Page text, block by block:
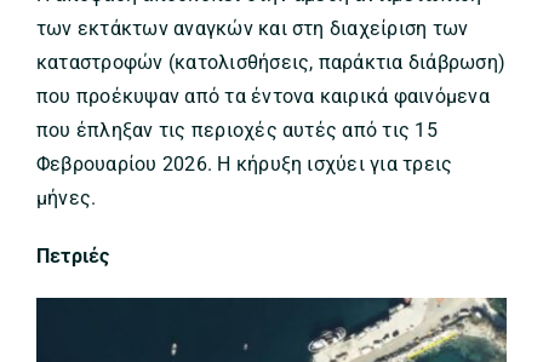
των εκτάκτων αναγκών και στη διαχείριση των
καταστροφών (κατολισθήσεις, παράκτια διάβρωση)
που προέκυψαν από τα έντονα καιρικά φαινόμενα
που έπληξαν τις περιοχές αυτές από τις 15
Φεβρουαρίου 2026. Η κήρυξη ισχύει για τρεις
μήνες.
Πετριές